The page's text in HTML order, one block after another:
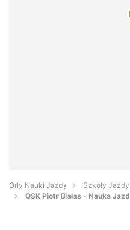
Orły Nauki Jazdy
Szkoły
OSK Piotr Białas - Nauka